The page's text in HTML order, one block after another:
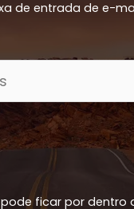
de entrada de e-
ficar por dentro